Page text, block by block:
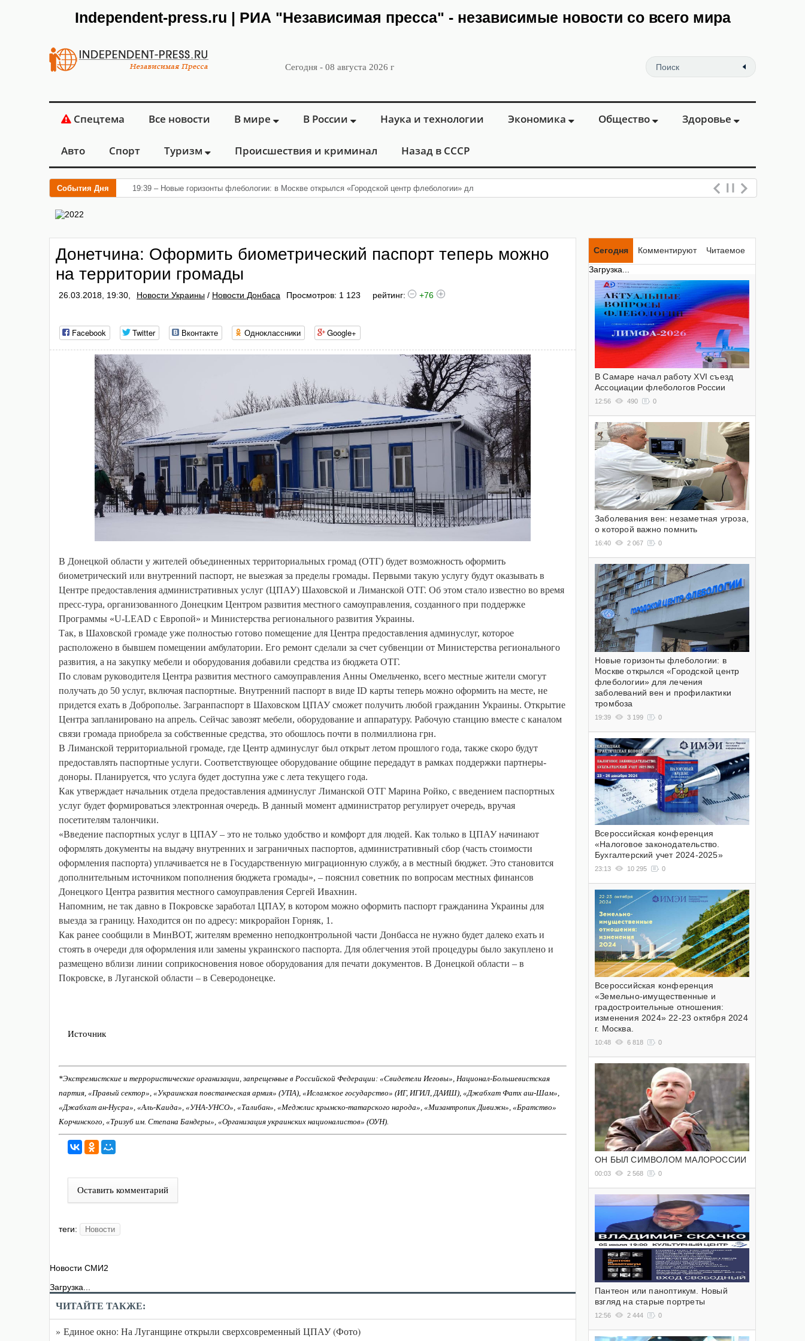
Independent-press.ru | РИА "Независимая пресса" - независимые новости со всего мира
Сегодня - 08 августа 2026 г
Спецтема Все новости В мире В России Наука и технологии Экономика Общество Здоровье
Авто Спорт Туризм Происшествия и криминал Назад в СССР
События Дня 19:39 – Новые горизонты флебологии: в Москве открылся «Городской центр флебологии» для лечения заболеваний вен и п
Донетчина: Оформить биометрический паспорт теперь можно
на территории громады
26.03.2018, 19:30, Новости Украины / Новости Донбаса Просмотров: 1 123 рейтинг: +76
Facebook Twitter Вконтакте Одноклассники Google+
В Донецкой области у жителей объединенных территориальных громад (ОТГ) будет возможность оформить
биометрический или внутренний паспорт, не выезжая за пределы громады. Первыми такую услугу будут оказывать в
Центре предоставления административных услуг (ЦПАУ) Шаховской и Лиманской ОТГ. Об этом стало известно во время
пресс-тура, организованного Донецким Центром развития местного самоуправления, созданного при поддержке
Программы «U-LEAD с Европой» и Министерства регионального развития Украины.
Так, в Шаховской громаде уже полностью готово помещение для Центра предоставления админуслуг, которое
расположено в бывшем помещении амбулатории. Его ремонт сделали за счет субвенции от Министерства регионального
развития, а на закупку мебели и оборудования добавили средства из бюджета ОТГ.
По словам руководителя Центра развития местного самоуправления Анны Омельченко, всего местные жители смогут
получать до 50 услуг, включая паспортные. Внутренний паспорт в виде ID карты теперь можно оформить на месте, не
придется ехать в Доброполье. Загранпаспорт в Шаховском ЦПАУ сможет получить любой гражданин Украины. Открытие
Центра запланировано на апрель. Сейчас завозят мебели, оборудование и аппаратуру. Рабочую станцию ​​вместе с каналом
связи громада приобрела за собственные средства, это обошлось почти в полмиллиона грн.
В Лиманской территориальной громаде, где Центр админуслуг был открыт летом прошлого года, также скоро будут
предоставлять паспортные услуги. Соответствующее оборудование общине передадут в рамках поддержки партнеры-
доноры. Планируется, что услуга будет доступна уже с лета текущего года.
Как утверждает начальник отдела предоставления админуслуг Лиманской ОТГ Марина Ройко, с введением паспортных
услуг будет формироваться электронная очередь. В данный момент администратор регулирует очередь, вручая
посетителям талончики.
«Введение паспортных услуг в ЦПАУ – это не только удобство и комфорт для людей. Как только в ЦПАУ начинают
оформлять документы на выдачу внутренних и заграничных паспортов, административный сбор (часть стоимости
оформления паспорта) уплачивается не в Государственную миграционную службу, а в местный бюджет. Это становится
дополнительным источником пополнения бюджета громады», – пояснил советник по вопросам местных финансов
Донецкого Центра развития местного самоуправления Сергей Ивахнин.
Напомним, не так давно в Покровске заработал ЦПАУ, в котором можно оформить паспорт гражданина Украины для
выезда за границу. Находится он по адресу: микрорайон Горняк, 1.
Как ранее сообщили в МинВОТ, жителям временно неподконтрольной части Донбасса не нужно будет далеко ехать и
стоять в очереди для оформления или замены украинского паспорта. Для облегчения этой процедуры было закуплено и
размещено вблизи линии соприкосновения новое оборудования для печати документов. В Донецкой области – в
Покровске, в Луганской области – в Северодонецке.
Источник
*Экстремистские и террористические организации, запрещенные в Российской Федерации: «Свидетели Иеговы», Национал-Большевистская
партия, «Правый сектор», «Украинская повстанческая армия» (УПА), «Исламское государство» (ИГ, ИГИЛ, ДАИШ), «Джабхат Фатх аш-Шам»,
«Джабхат ан-Нусра», «Аль-Каида», «УНА-УНСО», «Талибан», «Меджлис крымско-татарского народа», «Мизантропик Дивижн», «Братство»
Корчинского, «Тризуб им. Степана Бандеры», «Организация украинских националистов» (ОУН).
Оставить комментарий
теги: Новости
Новости СМИ2
Загрузка...
ЧИТАЙТЕ ТАКЖЕ:
» Единое окно: На Луганщине открыли сверхсовременный ЦПАУ (Фото)
Сегодня Комментируют
Читаемое
Загрузка...
В Самаре начал работу XVI съезд
Ассоциации флебологов России
12:56 490 0
Заболевания вен: незаметная угроза,
о которой важно помнить
16:40 2 067 0
Новые горизонты флебологии: в
Москве открылся «Городской центр
флебологии» для лечения
заболеваний вен и профилактики
тромбоза
19:39 3 199 0
Всероссийская конференция
«Налоговое законодательство.
Бухгалтерский учет 2024-2025»
23:13 10 295 0
Всероссийская конференция
«Земельно-имущественные и
градостроительные отношения:
изменения 2024» 22-23 октября 2024
г. Москва.
10:48 6 818 0
ОН БЫЛ СИМВОЛОМ МАЛОРОССИИ
00:03 2 568 0
Пантеон или паноптикум. Новый
взгляд на старые портреты
12:56 2 444 0